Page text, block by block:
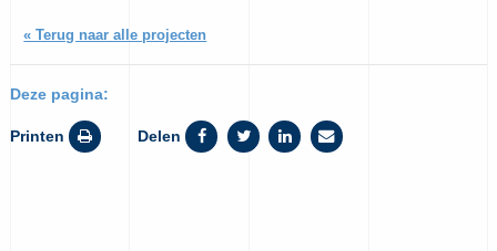
« Terug naar alle projecten
Deze pagina:
Printen Delen